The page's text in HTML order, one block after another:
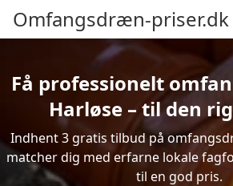
Omfangsdræn-priser.dk
Få professionelt
Harløse – til den
Indhent 3 gratis tilbud på
matcher dig med erfarne lokale
til en god pris.